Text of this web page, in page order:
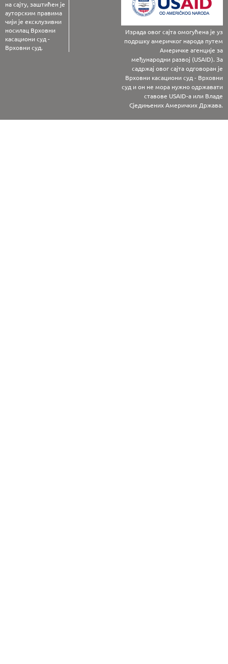
на сајту, заштићен је
ауторским правима
чији је ексклузивни
носилац Врховни
касациони суд -
Врховни суд.
Израда овог сајта омогућена је уз
подршку америчког народа путем
Америчке агенције за
међународни развој (USAID). За
садржај овог сајта одговоран је
Врховни касациони суд - Врховни
суд и он не мора нужно одржавати
ставове USAID-а или Владе
Сједињених Америчких Држава.